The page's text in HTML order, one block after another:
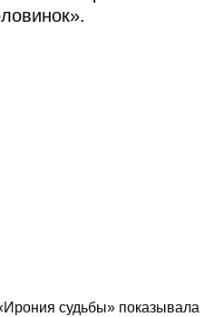
судьбы» показывала